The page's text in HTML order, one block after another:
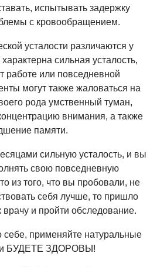
испытывать задержку
с кровообращением.
усталости различаются у
сильная усталость,
работе или повседневной
могут также жаловаться на
рода умственный туман,
внимания, а также
памяти.
сильную усталость, и вы
свою повседневную
из того, что вы пробовали, не
себя лучше, то пришло
врачу и пройти обследование.
себе, применяйте натуральные
и БУДЕТЕ ЗДОРОВЫ!